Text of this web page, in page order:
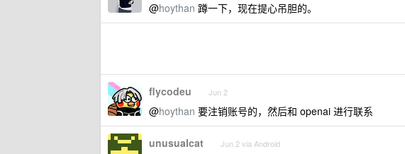
@hoythan 蹲一下，现在提心吊胆的。
flycodeu Jun 2
@hoythan 要注销账号的，然后和 openai 进行联系
unusualcat Jun 2 via Android